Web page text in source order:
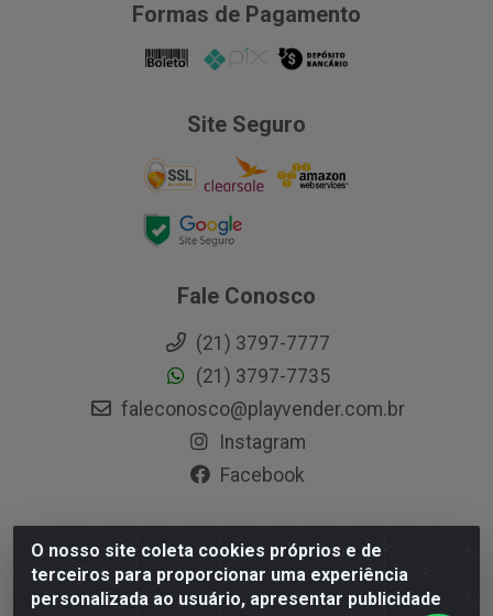
O nosso site coleta cookies próprios e de
terceiros para proporcionar uma experiência
personalizada ao usuário, apresentar publicidade
Formas de Pagamento
Site Seguro
Fale Conosco
(21) 3797-7777
(21) 3797-7735
faleconosco@playvender.com.br
Instagram
Facebook
Playvender Distribuidora - Avenida Ana Dantas, 183-
Xerém - Duque de Caxias / RJ - CEP 25250-415 - CNPJ
05.762.204/0001-83